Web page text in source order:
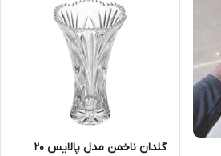
گلدان ناخمن مدل پالایس ۲۰